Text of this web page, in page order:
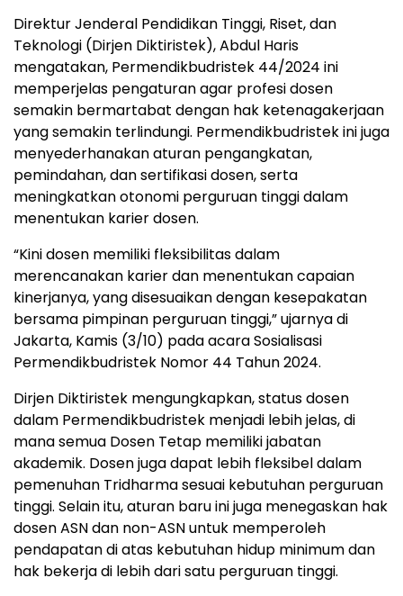
Direktur Jenderal Pendidikan Tinggi, Riset, dan
Teknologi (Dirjen Diktiristek), Abdul Haris
mengatakan, Permendikbudristek 44/2024 ini
memperjelas pengaturan agar profesi dosen
semakin bermartabat dengan hak ketenagakerjaan
yang semakin terlindungi. Permendikbudristek ini juga
menyederhanakan aturan pengangkatan,
pemindahan, dan sertifikasi dosen, serta
meningkatkan otonomi perguruan tinggi dalam
menentukan karier dosen.
“Kini dosen memiliki fleksibilitas dalam
merencanakan karier dan menentukan capaian
kinerjanya, yang disesuaikan dengan kesepakatan
bersama pimpinan perguruan tinggi,” ujarnya di
Jakarta, Kamis (3/10) pada acara Sosialisasi
Permendikbudristek Nomor 44 Tahun 2024.
Dirjen Diktiristek mengungkapkan, status dosen
dalam Permendikbudristek menjadi lebih jelas, di
mana semua Dosen Tetap memiliki jabatan
akademik. Dosen juga dapat lebih fleksibel dalam
pemenuhan Tridharma sesuai kebutuhan perguruan
tinggi. Selain itu, aturan baru ini juga menegaskan hak
dosen ASN dan non-ASN untuk memperoleh
pendapatan di atas kebutuhan hidup minimum dan
hak bekerja di lebih dari satu perguruan tinggi.